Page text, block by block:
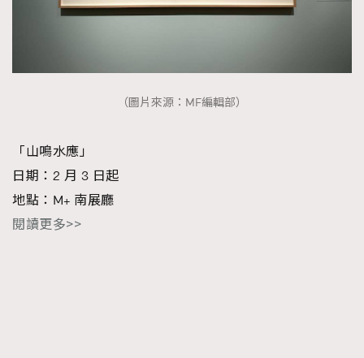
（圖片來源：MF編輯部）
「山鳴水應」
日期：2 月 3 日起
地點：M+ 南展廳
閱讀更多>>